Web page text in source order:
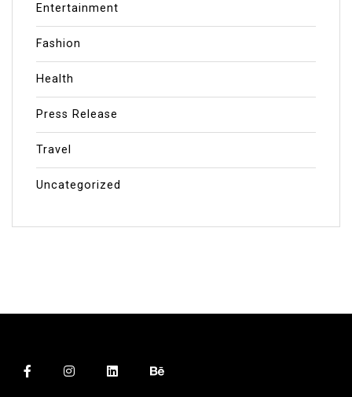
Entertainment
Fashion
Health
Press Release
Travel
Uncategorized